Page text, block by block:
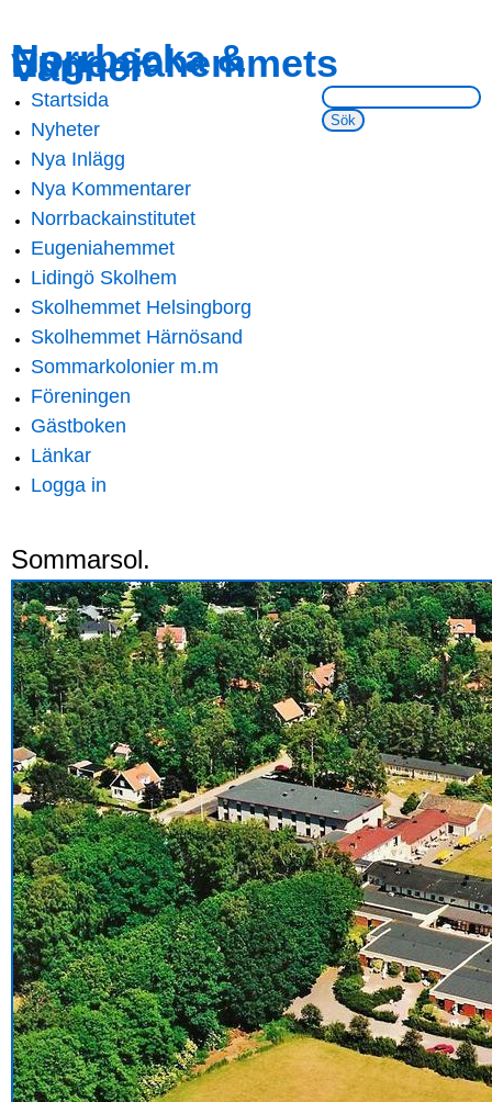
main
content
navigation
Norrbacka &
Eugeniahemmets
Vänner
Sök på webbsidan:
Main menu
Startsida
Nyheter
Nya Inlägg
Nya Kommentarer
Norrbackainstitutet
Eugeniahemmet
Lidingö Skolhem
Skolhemmet Helsingborg
Skolhemmet Härnösand
Sommarkolonier m.m
Föreningen
Gästboken
Länkar
Logga in
Sommarsol.